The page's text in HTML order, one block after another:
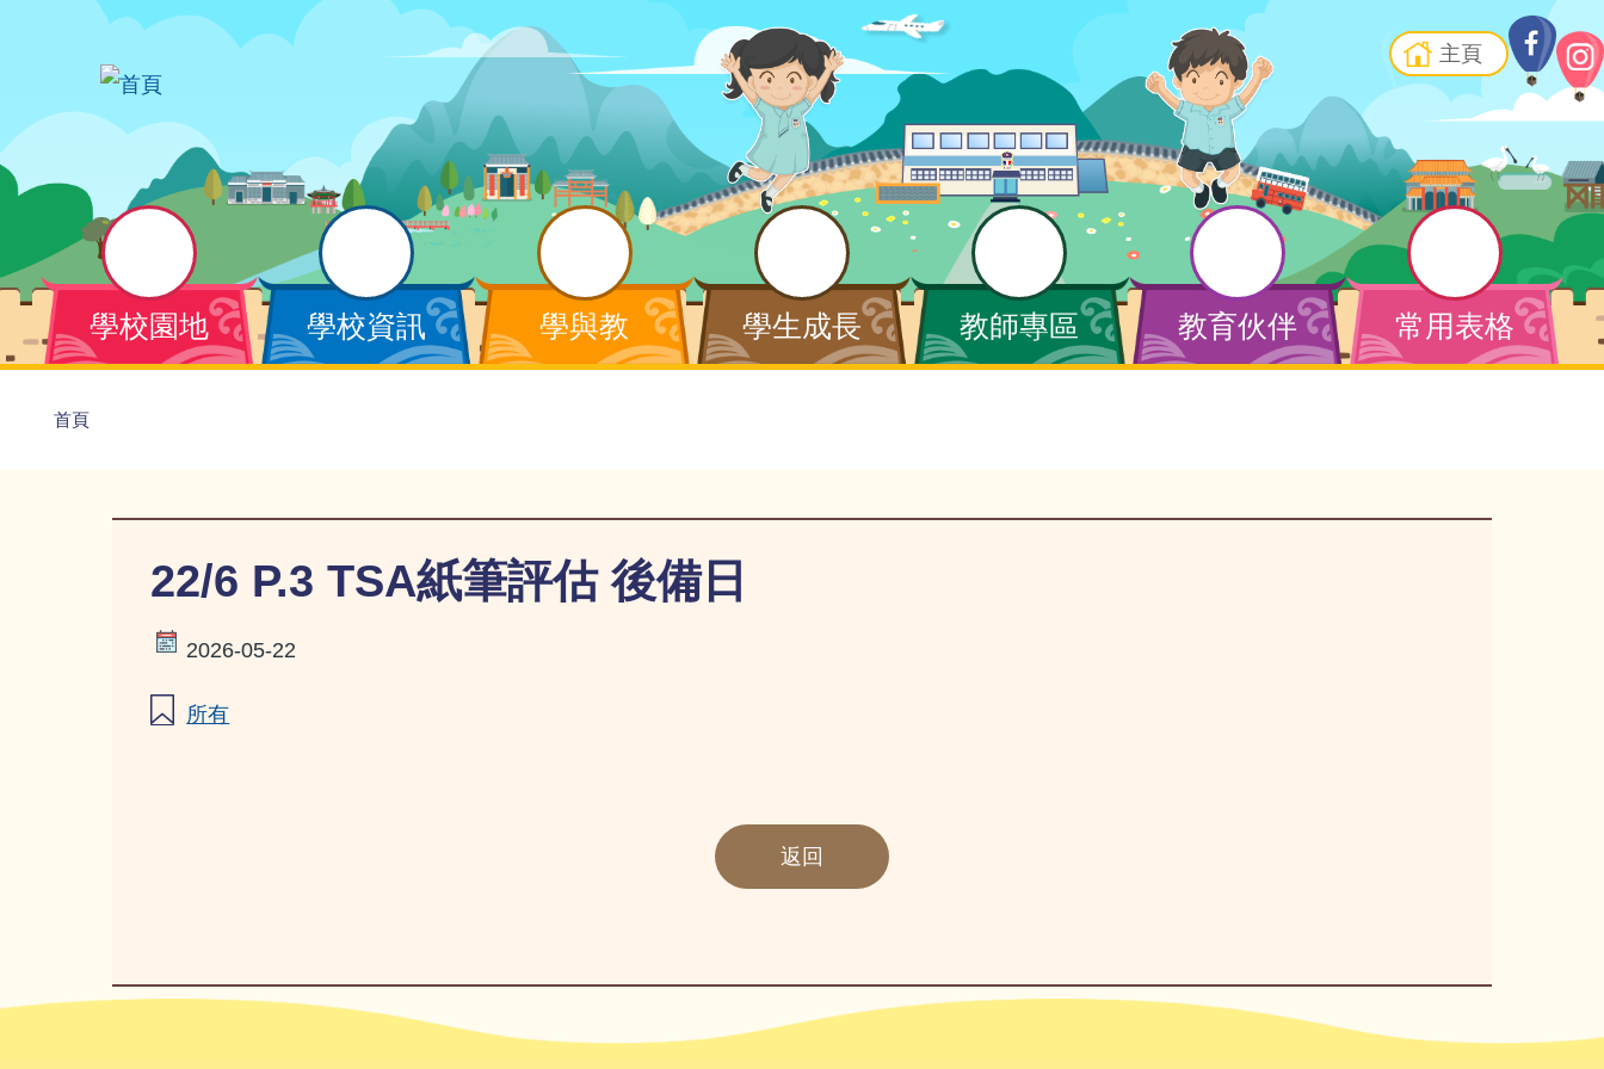
移至主內容
主頁
Main
navigation
學校園地 學校資訊 學與教 學生成長 教師專區 教育伙伴 常用表格
航
首頁
22/6 P.3 TSA紙筆評估 後備日
2026-05-22
所有
返回